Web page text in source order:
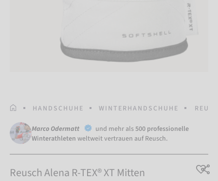
STARTSEITEHANDSCHUHE WINTERHANDSCHUHE
Marco Odermatt und mehr als500 professionelle
Winterathleten weltweit vertrauen auf Reusch.
Reusch Alena R-TEX® XT Mitten